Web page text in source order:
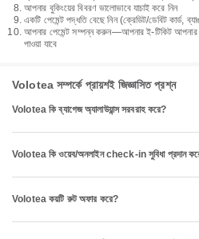
আপনার বুকিংয়ের বিবরণ ভালোভাবে যাচাই করে নিন
একটি পেমেন্ট পদ্ধতি বেছে নিন (ক্রেডিট/ডেবিট কার্ড,
আপনার পেমেন্ট সম্পন্ন করুন—আপনার ই-টিকিট আপনার
পাওয়া যাবে
Volotea সম্পর্কে প্রায়শই জিজ্ঞাসিত প্রশ্ন
Volotea কি ব্যাগেজ অ্যালাউয়ান্স সরবরাহ করে?
Volotea কি ওয়েব/অনলাইন check-in সুবিধা প্রদান
Volotea কয়টি রুট অফার করে?